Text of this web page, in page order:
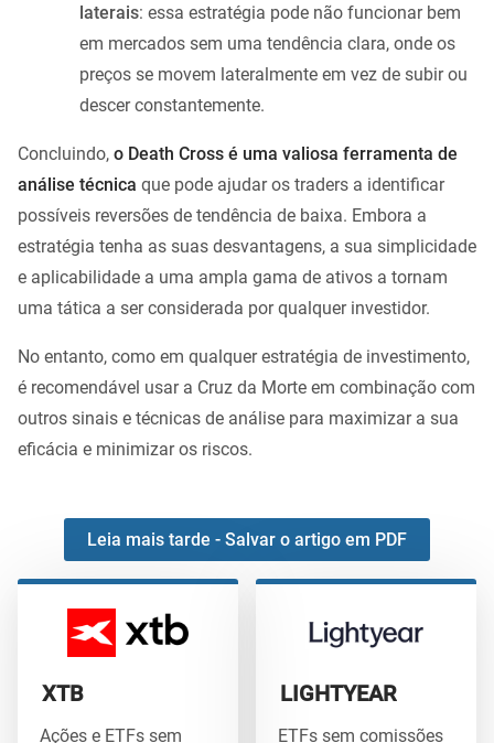
laterais: essa estratégia pode não funcionar bem
em mercados sem uma tendência clara, onde os
preços se movem lateralmente em vez de subir ou
descer constantemente.
Concluindo, o Death Cross é uma valiosa ferramenta de
análise técnica que pode ajudar os traders a identificar
possíveis reversões de tendência de baixa. Embora a
estratégia tenha as suas desvantagens, a sua simplicidade
e aplicabilidade a uma ampla gama de ativos a tornam
uma tática a ser considerada por qualquer investidor.
No entanto, como em qualquer estratégia de investimento,
é recomendável usar a Cruz da Morte em combinação com
outros sinais e técnicas de análise para maximizar a sua
eficácia e minimizar os riscos.
Leia mais tarde - Salvar o artigo em PDF
XTB
Ações e ETFs sem
LIGHTYEAR
ETFs sem comissões